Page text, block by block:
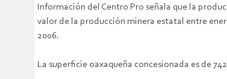
Información del Centro Pro señala que la
valor de la producción minera estatal entre
2006.
La superficie oaxaqueña concesionada es de